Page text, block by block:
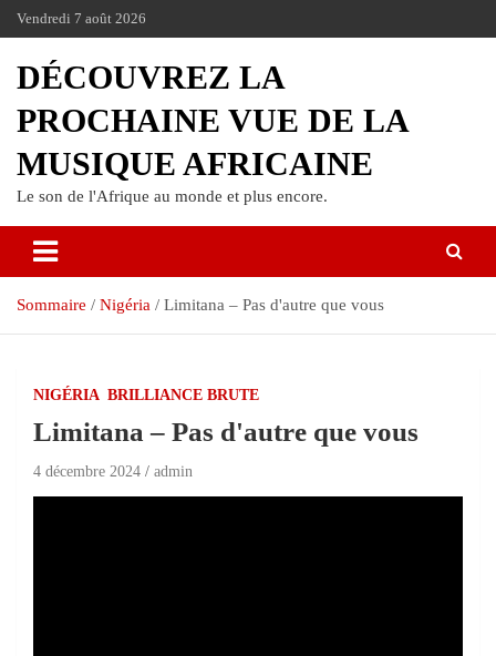
Vendredi 7 août 2026
DÉCOUVREZ LA
PROCHAINE VUE DE LA
MUSIQUE AFRICAINE
Le son de l'Afrique au monde et plus encore.
Sommaire Nigéria Limitana – Pas d'autre que vous
NIGÉRIA BRILLIANCE BRUTE
Limitana – Pas d'autre que vous
4 décembre 2024 admin